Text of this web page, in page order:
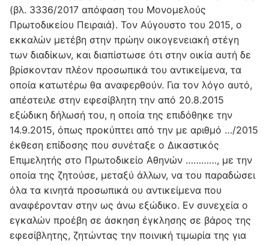
(βλ. 3336/2017 απόφαση του Μονομελούς
Πρωτοδικείου Πειραιά). Τον Αύγουστο του 2015, ο
εκκαλών μετέβη στην πρώην οικογενειακή στέγη
των διαδίκων, και διαπίστωσε ότι στην οικία αυτή δε
βρίσκονταν πλέον προσωπικά του αντικείμενα, τα
οποία κατωτέρω θα αναφερθούν. Για τον λόγο αυτό,
απέστειλε στην εφεσίβλητη την από 20.8.2015
εξώδικη δήλωσή του, η οποία της επιδόθηκε την
14.9.2015, όπως προκύπτει από την με αριθμό …/2015
έκθεση επίδοσης που συνέταξε ο Δικαστικός
Επιμελητής στο Πρωτοδικείο Αθηνών …………, με την
οποία της ζητούσε, μεταξύ άλλων, να του παραδώσει
όλα τα κινητά προσωπικά ου αντικείμενα που
αναφέρονταν στην ως άνω εξώδικο. Εν συνεχεία ο
εγκαλών προέβη σε άσκηση έγκλησης σε βάρος της
εφεσίβλητης, ζητώντας την ποινική τιμωρία της για